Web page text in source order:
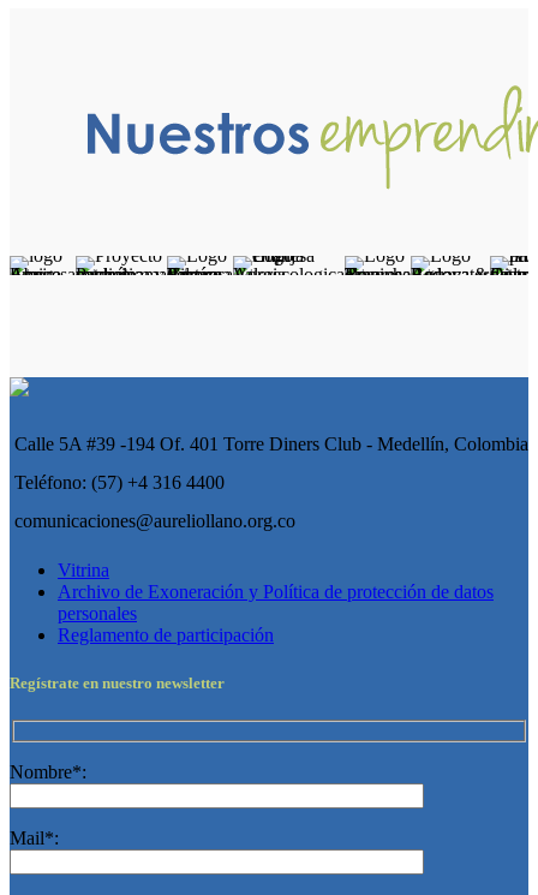
Calle 5A #39 -194 Of. 401 Torre Diners Club - Medellín, Colombia
Teléfono: (57) +4 316 4400
comunicaciones@aureliollano.org.co
Vitrina
Archivo de Exoneración y Política de protección de datos
personales
Reglamento de participación
Regístrate en nuestro newsletter
Nombre*:
Mail*: